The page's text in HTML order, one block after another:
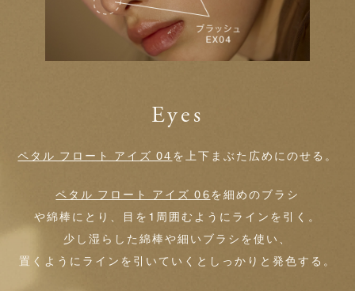
Eyes
ペタル フロート アイズ 04 を上下まぶた広めにのせる。
ペタル フロート アイズ 06を細めのブラシ
や綿棒にとり、目を1周囲むようにラインを引く。
少し湿らした綿棒や細いブラシを使い、
置くようにラインを引いていくとしっかりと発色する。